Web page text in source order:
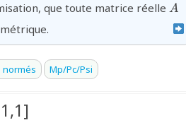
que toute matrice réelle {A}
A
normés Mp/Pc/Psi